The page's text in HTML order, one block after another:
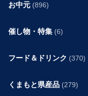
お中元 (896)
催し物・特集 (6)
フード＆ドリンク (370)
くまもと県産品 (279)